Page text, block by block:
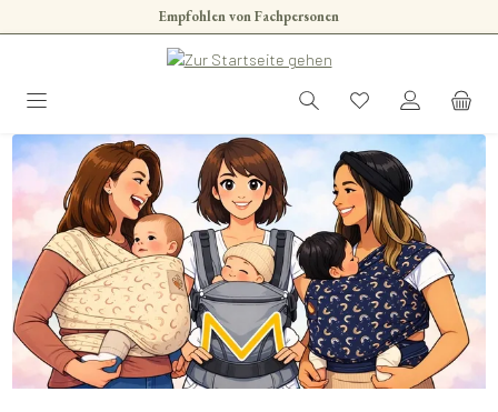
Zum Hauptinhalt springenEmpfohlen von Fachpersonen